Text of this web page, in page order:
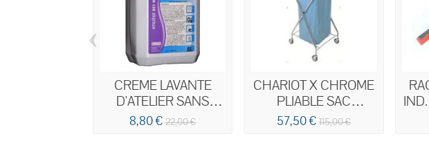
CREME LAVANTE
D'ATELIER SANS
SOLVANT AVEC
8,80 € 22,00 €
CHARIOT X CHROME
PLIABLE SAC
POUBELLE AVEC
57,50 € 115,00 €
‹